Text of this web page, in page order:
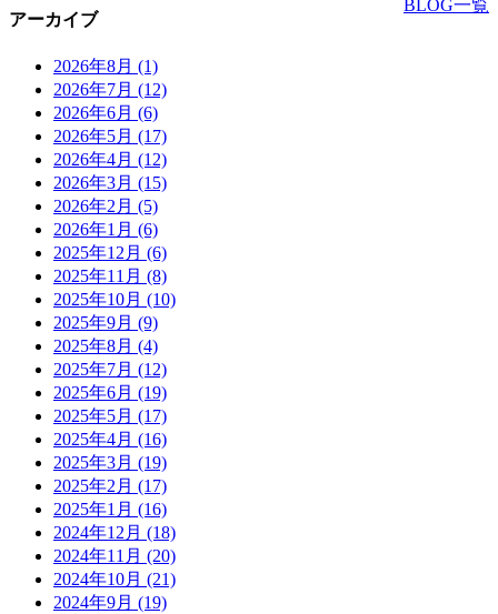
BLOG一覧
アーカイブ
2026年8月 (1)
2026年7月 (12)
2026年6月 (6)
2026年5月 (17)
2026年4月 (12)
2026年3月 (15)
2026年2月 (5)
2026年1月 (6)
2025年12月 (6)
2025年11月 (8)
2025年10月 (10)
2025年9月 (9)
2025年8月 (4)
2025年7月 (12)
2025年6月 (19)
2025年5月 (17)
2025年4月 (16)
2025年3月 (19)
2025年2月 (17)
2025年1月 (16)
2024年12月 (18)
2024年11月 (20)
2024年10月 (21)
2024年9月 (19)